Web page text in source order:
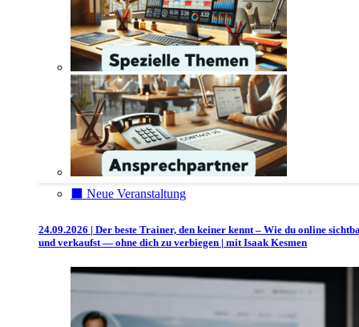
⬛️ Neue Veranstaltung
24.09.2026 | Der beste Trainer, den keiner kennt – Wie du online
und verkaufst — ohne dich zu verbiegen | mit Isaak Kesmen